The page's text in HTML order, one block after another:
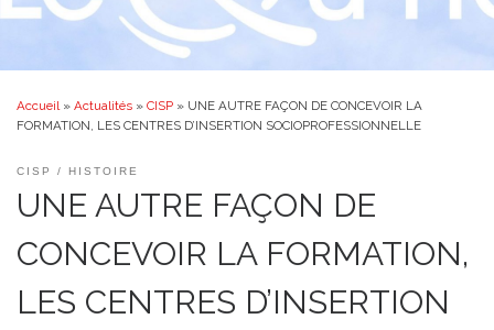
Accueil » Actualités » CISP » UNE AUTRE FAÇON DE CONCEVOIR LA
FORMATION, LES CENTRES D’INSERTION SOCIOPROFESSIONNELLE
CISP HISTOIRE
UNE AUTRE FAÇON DE
CONCEVOIR LA FORMATION,
LES CENTRES D’INSERTION